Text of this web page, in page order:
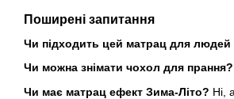
Поширені запитання
Чи підходить цей матрац для
Чи можна знімати чохол для прання?
Чи має матрац ефект Зима-Літо? Ні,